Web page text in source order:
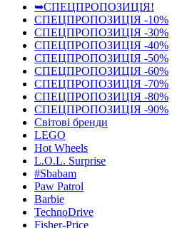
➥СПЕЦПРОПОЗИЦІЯ!
СПЕЦПРОПОЗИЦІЯ -10%
СПЕЦПРОПОЗИЦІЯ -30%
СПЕЦПРОПОЗИЦІЯ -40%
СПЕЦПРОПОЗИЦІЯ -50%
СПЕЦПРОПОЗИЦІЯ -60%
СПЕЦПРОПОЗИЦІЯ -70%
СПЕЦПРОПОЗИЦІЯ -80%
СПЕЦПРОПОЗИЦІЯ -90%
Світові бренди
LEGO
Hot Wheels
L.O.L. Surprise
#Sbabam
Paw Patrol
Barbie
TechnoDrive
Fisher-Price